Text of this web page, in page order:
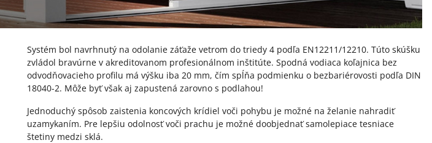
Systém bol navrhnutý na odolanie záťaže vetrom do triedy 4 podľa EN12211/12210. Túto skúšku
zvládol bravúrne v akreditovanom profesionálnom inštitúte. Spodná vodiaca koľajnica bez
odvodňovacieho profilu má výšku iba 20 mm, čím spĺňa podmienku o bezbariérovosti podľa DIN
18040-2. Môže byť však aj zapustená zarovno s podlahou!
Jednoduchý spôsob zaistenia koncových krídiel voči pohybu je možné na želanie nahradiť
uzamykaním. Pre lepšiu odolnosť voči prachu je možné doobjednať samolepiace tesniace
štetiny medzi sklá.